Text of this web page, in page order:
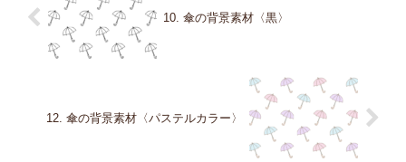
10. 傘の背景素材〈黒〉
12. 傘の背景素材〈パステルカラー〉